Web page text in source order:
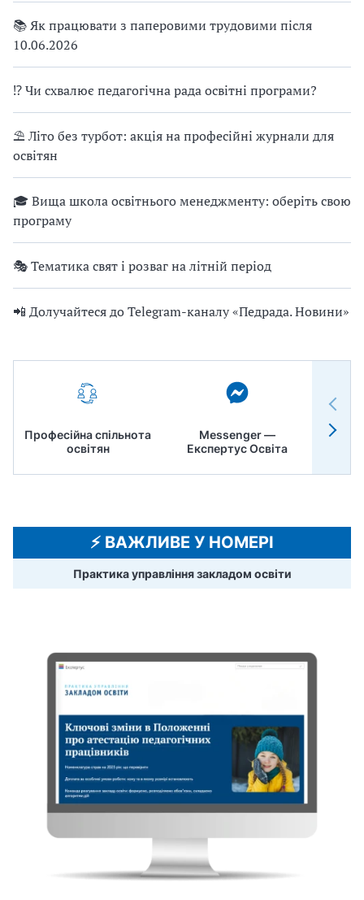
📚 Як працювати з паперовими трудовими після
10.06.2026
⁉ Чи схвалює педагогічна рада освітні програми?
⛱ Літо без турбот: акція на професійні журнали для
освітян
🎓 Вища школа освітнього менеджменту: оберіть свою
програму
🎭 Тематика свят і розваг на літній період
📲 Долучайтеся до Telegram-каналу «Педрада. Новини»
Професійна спільнота
освітян
Messenger —
Експертус Освіта
⚡️ ВАЖЛИВЕ У НОМЕРІ
Практика управління закладом освіти